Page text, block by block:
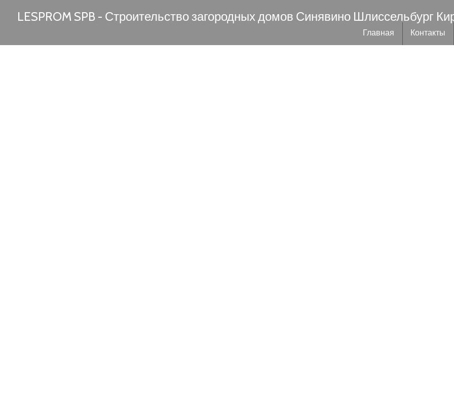
LESPROM SPB - Строительство загородных домов Синявино Шлиссельбург
Главная Контакты